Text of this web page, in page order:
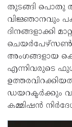
തുടങ്ങി പൊതു
വിജ്ഞാനവും
ദിനങ്ങളാക്കി
ചെയർപേഴ്സൺ
അംഗങ്ങളായ
എന്നിവരുടെ
ഡയറക്ടർക്കും
കമ്മിഷൻ